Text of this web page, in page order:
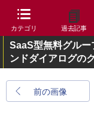
カテゴリ 過去記事
SaaS型無料グルー
ンドダイアログの
前の画像